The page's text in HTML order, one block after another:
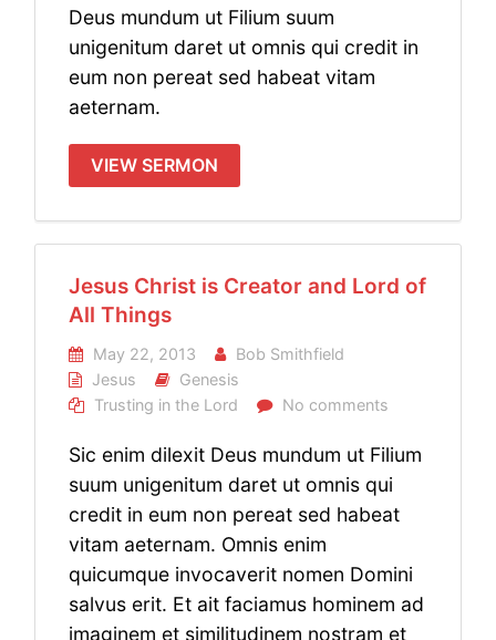
Deus mundum ut Filium suum
unigenitum daret ut omnis qui credit in
eum non pereat sed habeat vitam
aeternam.
VIEW SERMON
Jesus Christ is Creator and Lord of
All Things
May 22, 2013
Bob Smithfield
Jesus
Genesis
Trusting in the Lord
No comments
Sic enim dilexit Deus mundum ut Filium
suum unigenitum daret ut omnis qui
credit in eum non pereat sed habeat
vitam aeternam. Omnis enim
quicumque invocaverit nomen Domini
salvus erit. Et ait faciamus hominem ad
imaginem et similitudinem nostram et